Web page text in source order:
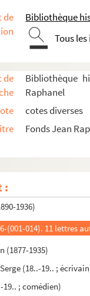
de
Bibliothèque
Tous
de
Bibliothèque
Raphanel
cotes diverses
Fonds Jean
:
; directeur de
(1888-1968)
(1862-1923)
(18..-19.. ;
(18..-19.. ; artiste
(1895-1951)
(1885-1948)
(1885-1966)
(1845-1923)
1936)
(001-014). 11 lettres
(1877-1935)
(18..-19.. ;
19.. ; comédien)